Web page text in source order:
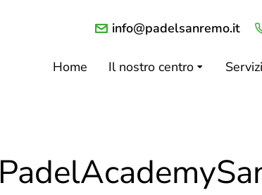
info@padelsanremo.it
Home Il nostro centro Servizi